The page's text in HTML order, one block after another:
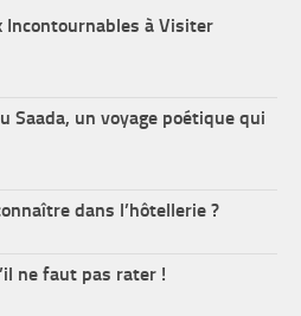
Incontournables à Visiter
Saada, un voyage poétique qui
dans l’hôtellerie ?
ne faut pas rater !